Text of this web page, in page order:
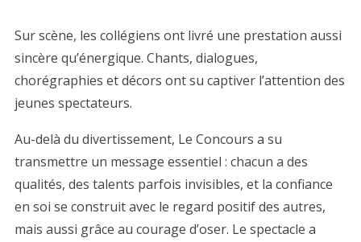
Sur scène, les collégiens ont livré une prestation aussi
sincère qu’énergique. Chants, dialogues,
chorégraphies et décors ont su captiver l’attention des
jeunes spectateurs.
Au-delà du divertissement, Le Concours a su
transmettre un message essentiel : chacun a des
qualités, des talents parfois invisibles, et la confiance
en soi se construit avec le regard positif des autres,
mais aussi grâce au courage d’oser. Le spectacle a